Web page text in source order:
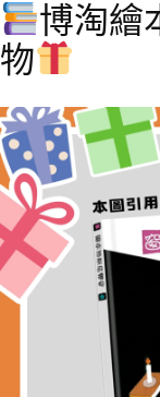
博淘繪
物